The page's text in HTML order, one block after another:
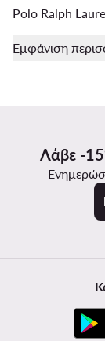
Polo Ralph
Εμφάνιση
Λάβε -